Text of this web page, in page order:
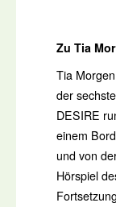
Zu Tia
Tia
der
DESIRE
einem
und von
Hörspiel